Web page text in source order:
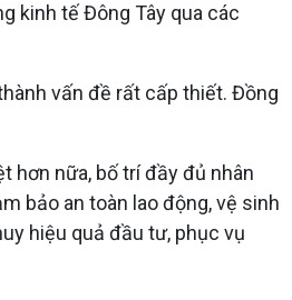
kinh tế Đông Tây qua các
vấn đề rất cấp thiết. Đồng
hơn nữa, bố trí đầy đủ nhân
bảo an toàn lao động, vệ sinh
hiệu quả đầu tư, phục vụ